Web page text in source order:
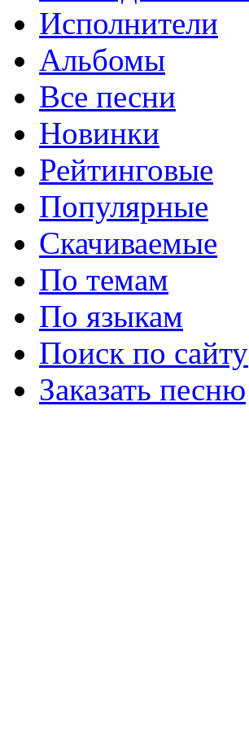
Исполнители
Альбомы
Все песни
Новинки
Рейтинговые
Популярные
Скачиваемые
По темам
По языкам
Поиск по сайту
Заказать песню